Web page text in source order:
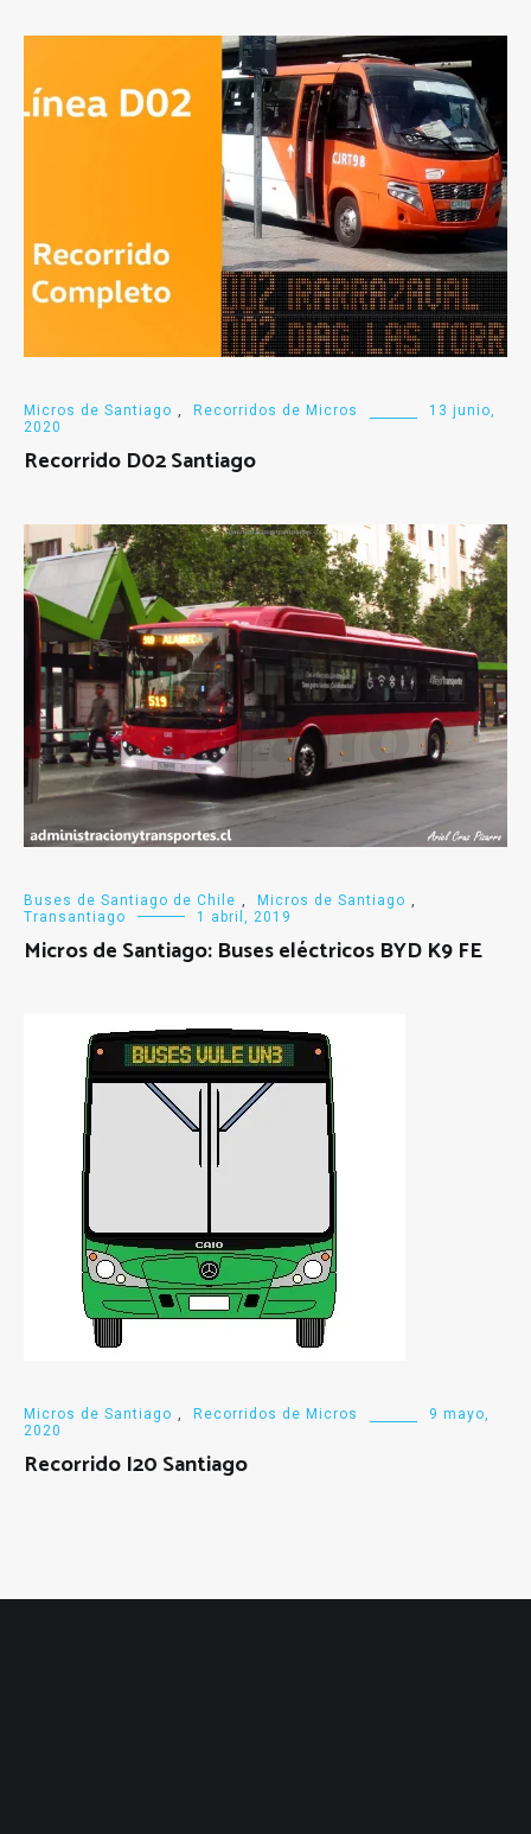
Micros de Santiago , Recorridos de Micros
13 junio,
2020
Recorrido D02 Santiago
Buses de Santiago de Chile , Micros de Santiago ,
Transantiago
1 abril, 2019
Micros de Santiago: Buses eléctricos BYD K9 FE
Micros de Santiago , Recorridos de Micros
9 mayo,
2020
Recorrido I20 Santiago